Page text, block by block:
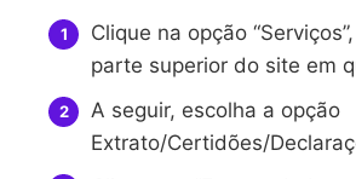
Clique na opção
parte superior do site em
A seguir, escolha a opção
Extrato/Certidões/